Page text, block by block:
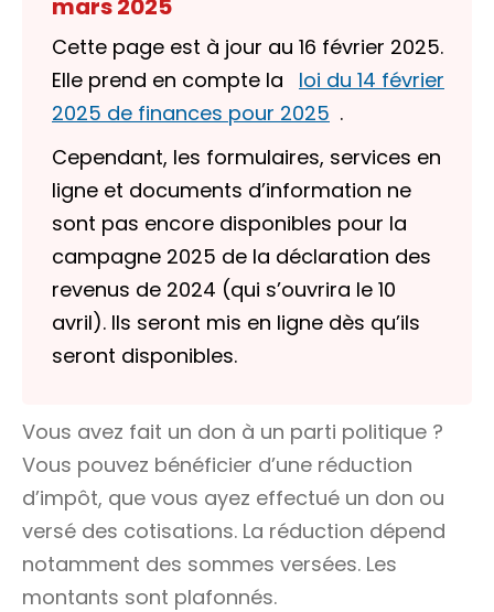
mars 2025
Cette page est à jour au 16 février 2025.
Elle prend en compte la
loi du 14 février
2025 de finances pour 2025 .
Cependant, les formulaires, services en
ligne et documents d’information ne
sont pas encore disponibles pour la
campagne 2025 de la déclaration des
revenus de 2024 (qui s’ouvrira le 10
avril). Ils seront mis en ligne dès qu’ils
seront disponibles.
Vous avez fait un don à un parti politique ?
Vous pouvez bénéficier d’une réduction
d’impôt, que vous ayez effectué un don ou
versé des cotisations. La réduction dépend
notamment des sommes versées. Les
montants sont plafonnés.